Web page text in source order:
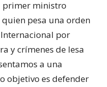
primer ministro
pesa una orden
por
y crímenes de lesa
a una
objetivo es defender